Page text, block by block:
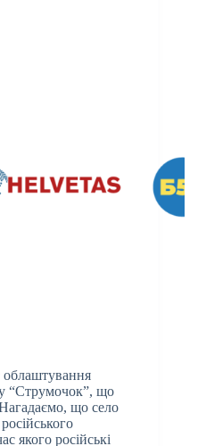
“Струмочок”, що
що село
якого російські